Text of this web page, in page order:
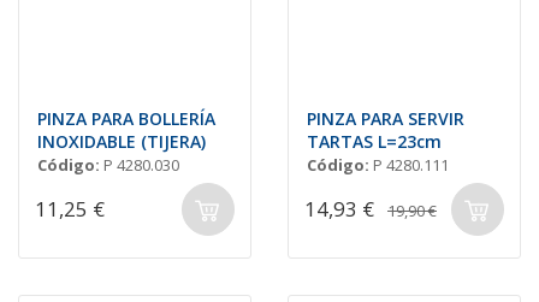
PINZA PARA BOLLERÍA
INOXIDABLE (TIJERA)
Código: P 4280.030
11,25 €
PINZA PARA SERVIR
TARTAS L=23cm
Código: P 4280.111
14,93 € 19,90 €